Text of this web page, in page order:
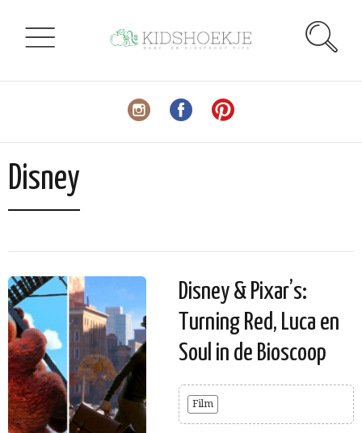
Disney
Disney & Pixar’s:
Turning Red, Luca en
Soul in de Bioscoop
Film